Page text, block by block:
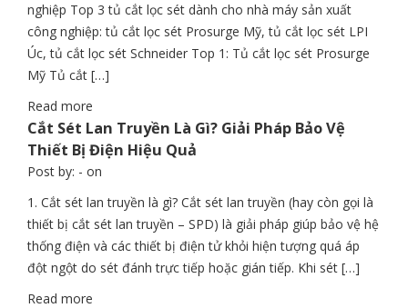
nghiệp Top 3 tủ cắt lọc sét dành cho nhà máy sản xuất
công nghiệp: tủ cắt lọc sét Prosurge Mỹ, tủ cắt lọc sét LPI
Úc, tủ cắt lọc sét Schneider Top 1: Tủ cắt lọc sét Prosurge
Mỹ Tủ cắt […]
Read more
Cắt Sét Lan Truyền Là Gì? Giải Pháp Bảo Vệ
Thiết Bị Điện Hiệu Quả
Post by: - on
1. Cắt sét lan truyền là gì? Cắt sét lan truyền (hay còn gọi là
thiết bị cắt sét lan truyền – SPD) là giải pháp giúp bảo vệ hệ
thống điện và các thiết bị điện tử khỏi hiện tượng quá áp
đột ngột do sét đánh trực tiếp hoặc gián tiếp. Khi sét […]
Read more